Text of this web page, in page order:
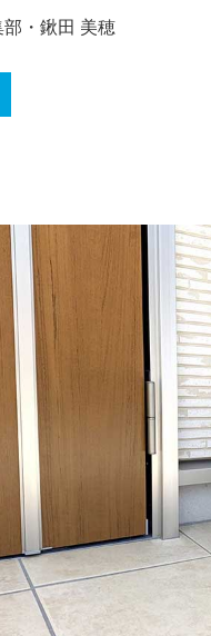
・鍬田 美穂